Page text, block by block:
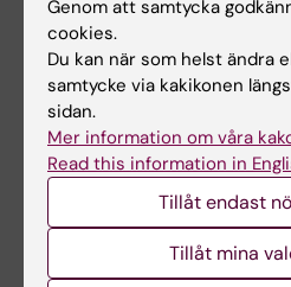
Uppdaterad av:
Charlotte Brandt 2022-02-21
Dela
Relaterade artiklar
Genom att samtycka
cookies.
Du kan när som helst ändra
samtycke via kakikonen
sidan.
Mer information om våra
Read this information in
Tillåt endast
Tillåt mina